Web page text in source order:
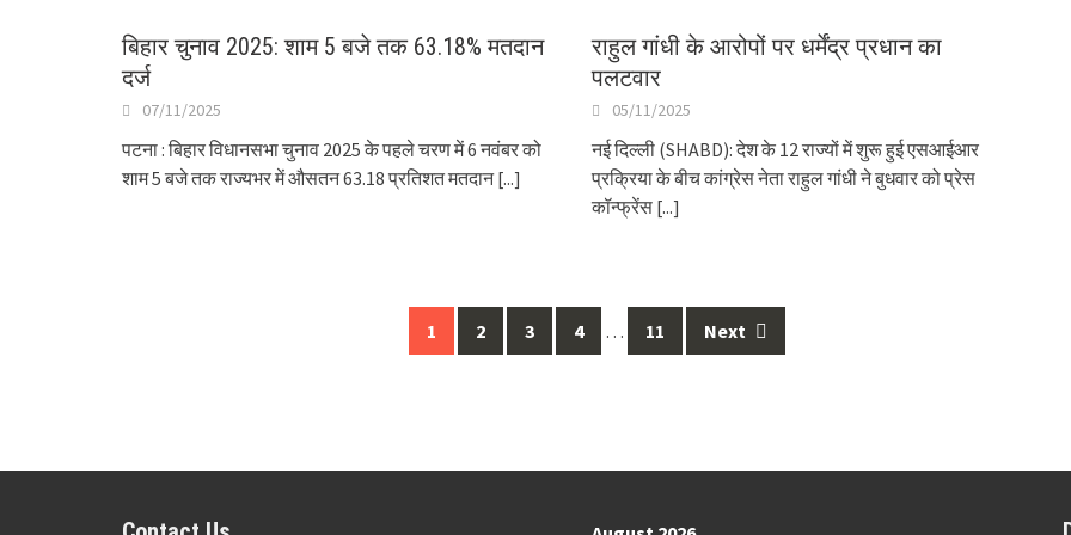
बिहार चुनाव 2025: शाम 5 बजे तक 63.18% मतदान
दर्ज
07/11/2025
पटना : बिहार विधानसभा चुनाव 2025 के पहले चरण में 6 नवंबर को
शाम 5 बजे तक राज्यभर में औसतन 63.18 प्रतिशत मतदान[...]
राहुल गांधी के आरोपों पर धर्मेंद्र प्रधान का
पलटवार
05/11/2025
नई दिल्ली (SHABD): देश के 12 राज्यों में शुरू हुई एसआईआर
प्रक्रिया के बीच कांग्रेस नेता राहुल गांधी ने बुधवार को प्रेस
कॉन्फ्रेंस [...]
1 2 3 4 … 11 Next